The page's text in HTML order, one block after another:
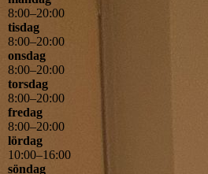
8:00–20:00
tisdag
8:00–20:00
onsdag
8:00–20:00
torsdag
8:00–20:00
fredag
8:00–20:00
lördag
10:00–16:00
söndag